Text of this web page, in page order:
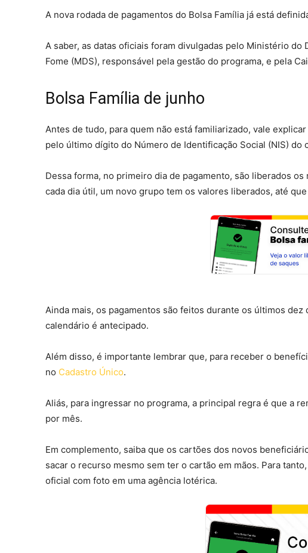
A nova rodada de pagamentos do Bolsa Família já está
A saber, as datas oficiais foram divulgadas pelo Ministério
Fome (MDS), responsável pela gestão do programa, e pela
Bolsa Família de junho
Antes de tudo, para quem não está familiarizado, vale
pelo último dígito do Número de Identificação Social (NIS) do
Dessa forma, no primeiro dia de pagamento, são liberados
cada dia útil, um novo grupo tem os valores liberados, até
Ainda mais, os pagamentos são feitos durante os últimos
calendário é antecipado.
Além disso, é importante lembrar que, para receber o
no Cadastro Único.
Aliás, para ingressar no programa, a principal regra é que a
por mês.
Em complemento, saiba que os cartões dos novos
sacar o recurso mesmo sem ter o cartão em mãos. Para
oficial com foto em uma agência lotérica.